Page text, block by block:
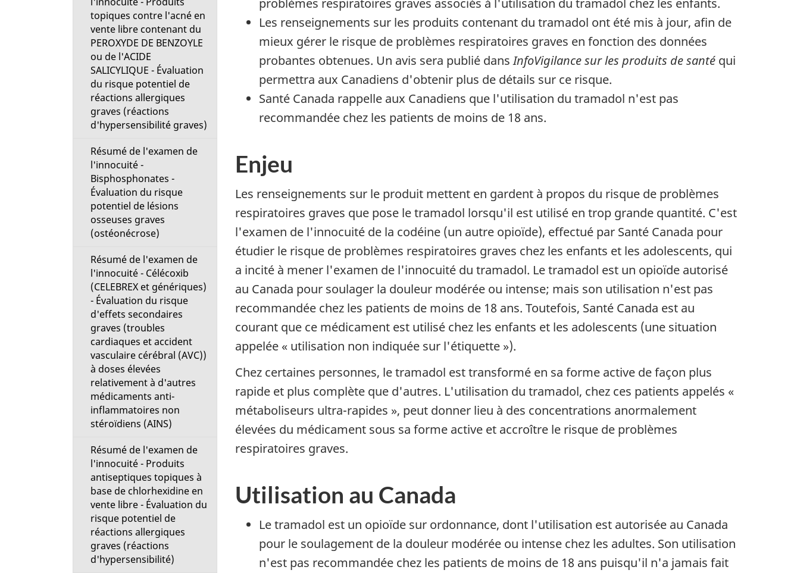
Les renseignements sur les produits contenant du tramadol ont été mis à jour, afin de
mieux gérer le risque de problèmes respiratoires graves en fonction des données
probantes obtenues. Un avis sera publié dansInfoVigilance sur les produits de santéqui
permettra aux Canadiens d'obtenir plus de détails sur ce risque.
Santé Canada rappelle aux Canadiens que l'utilisation du tramadol n'est pas
recommandée chez les patients de moins de 18 ans.
Enjeu
Les renseignements sur le produit mettent en gardent à propos du risque de problèmes
respiratoires graves que pose le tramadol lorsqu'il est utilisé en trop grande quantité. C'est
l'examen de l'innocuité de la codéine (un autre opioïde), effectué par Santé Canada pour
étudier le risque de problèmes respiratoires graves chez les enfants et les adolescents, qui
a incité à mener l'examen de l'innocuité du tramadol. Le tramadol est un opioïde autorisé
au Canada pour soulager la douleur modérée ou intense; mais son utilisation n'est pas
recommandée chez les patients de moins de 18 ans. Toutefois, Santé Canada est au
courant que ce médicament est utilisé chez les enfants et les adolescents (une situation
appelée « utilisation non indiquée sur l'étiquette »).
Chez certaines personnes, le tramadol est transformé en sa forme active de façon plus
rapide et plus complète que d'autres. L'utilisation du tramadol, chez ces patients appelés «
métaboliseurs ultra-rapides », peut donner lieu à des concentrations anormalement
élevées du médicament sous sa forme active et accroître le risque de problèmes
respiratoires graves.
Utilisation au Canada
Le tramadol est un opioïde sur ordonnance, dont l'utilisation est autorisée au Canada
pour le soulagement de la douleur modérée ou intense chez les adultes. Son utilisation
n'est pas recommandée chez les patients de moins de 18 ans puisqu'il n'a jamais fait
topiques contre l'acné en
vente libre contenant du
PEROXYDE DE BENZOYLE
ou de l'ACIDE
SALICYLIQUE - Évaluation
du risque potentiel de
réactions allergiques
graves (réactions
d'hypersensibilité graves)
Résumé de l'examen de
l'innocuité -
Bisphosphonates -
Évaluation du risque
potentiel de lésions
osseuses graves
(ostéonécrose)
Résumé de l'examen de
l'innocuité - Célécoxib
(CELEBREX et génériques)
- Évaluation du risque
d'effets secondaires
graves (troubles
cardiaques et accident
vasculaire cérébral (AVC))
à doses élevées
relativement à d'autres
médicaments anti-
inflammatoires non
stéroïdiens (AINS)
Résumé de l'examen de
l'innocuité - Produits
antiseptiques topiques à
base de chlorhexidine en
vente libre - Évaluation du
risque potentiel de
réactions allergiques
graves (réactions
d'hypersensibilité)